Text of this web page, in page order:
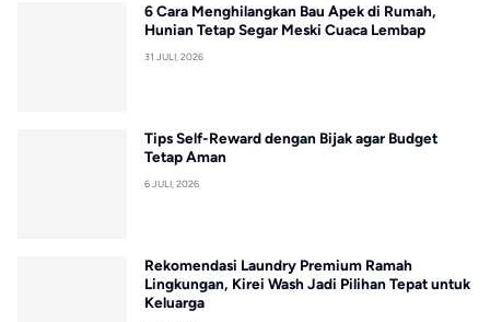
6 Cara Menghilangkan Bau Apek di Rumah,
Hunian Tetap Segar Meski Cuaca Lembap
31 JULI, 2026
Tips Self-Reward dengan Bijak agar Budget
Tetap Aman
6 JULI, 2026
Rekomendasi Laundry Premium Ramah
Lingkungan, Kirei Wash Jadi Pilihan Tepat untuk
Keluarga